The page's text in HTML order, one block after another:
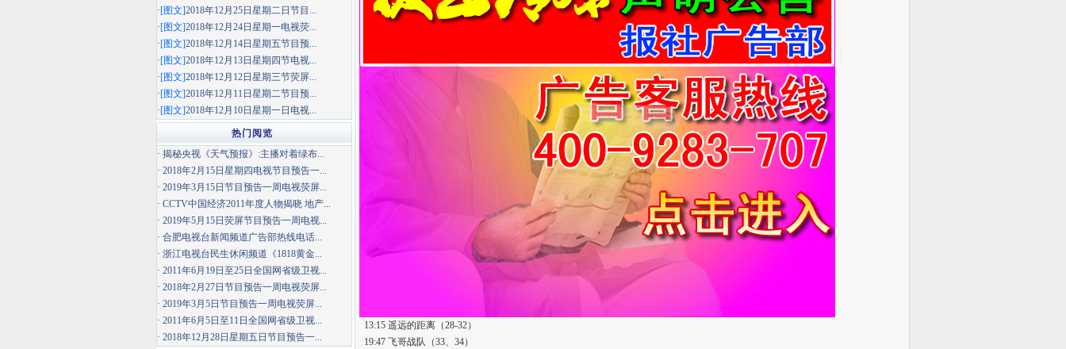
13:15 遥远的距离（28-32）
19:47 飞哥战队（33、34）
·[图文]2018年12月25日星期二日节目...
·[图文]2018年12月24日星期一电视荧...
·[图文]2018年12月14日星期五节目预...
·[图文]2018年12月13日星期四节电视...
·[图文]2018年12月12日星期三节荧屏...
·[图文]2018年12月11日星期二节目预...
·[图文]2018年12月10日星期一日电视...
热门阅览
· 揭秘央视《天气预报》:主播对着绿布...
· 2018年2月15日星期四电视节目预告一...
· 2019年3月15日节目预告一周电视荧屏...
· CCTV中国经济2011年度人物揭晓 地产...
· 2019年5月15日荧屏节目预告一周电视...
· 合肥电视台新闻频道广告部热线电话...
· 浙江电视台民生休闲频道《1818黄金...
· 2011年6月19日至25日全国网省级卫视...
· 2018年2月27日节目预告一周电视荧屏...
· 2019年3月5日节目预告一周电视荧屏...
· 2011年6月5日至11日全国网省级卫视...
· 2018年12月28日星期五日节目预告一...